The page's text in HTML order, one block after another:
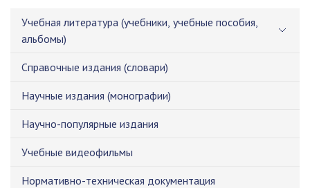
Учебная литература (учебники, учебные пособия,
альбомы)
Справочные издания (словари)
Научные издания (монографии)
Научно-популярные издания
Учебные видеофильмы
Нормативно-техническая документация